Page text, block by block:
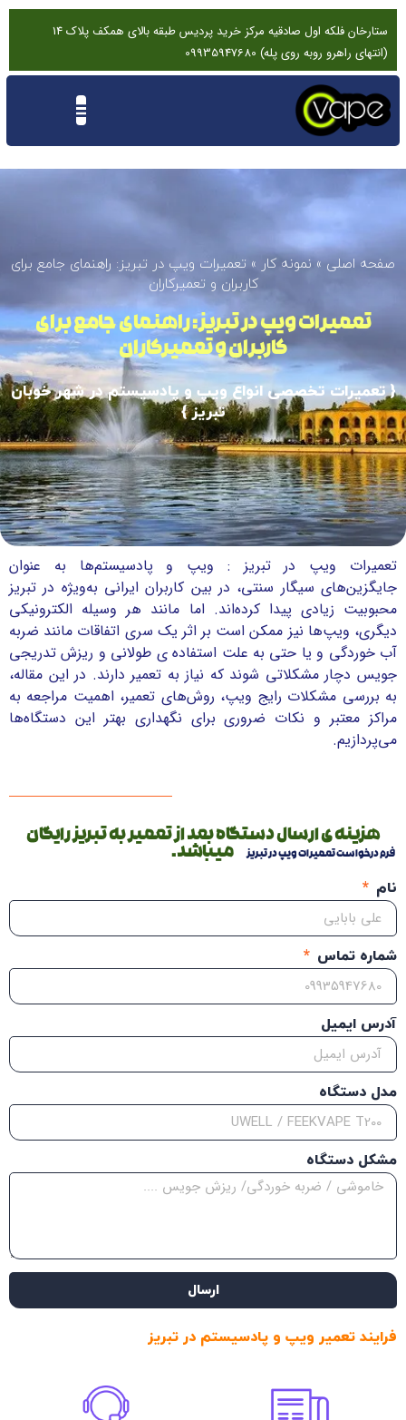
ستارخان فلکه اول صادقیه مرکز خرید پردیس طبقه بالای همکف پلاک 14
(انتهای راهرو روبه روی پله) 09935947680
صفحه اصلی »نمونه کار » تعمیرات ویپ در تبریز: راهنمای جامع برای
کاربران و تعمیرکاران
تعمیرات ویپ در تبریز: راهنمای جامع برای
کاربران و تعمیرکاران
{ تعمیرات تخصصی انواع ویپ و پادسیستم در شهر خوبان
تبریز }
تعمیرات ویپ در تبریز : ویپ و پادسیستم‌ها به عنوان
جایگزین‌های سیگار سنتی، در بین کاربران ایرانی به‌ویژه در تبریز
محبوبیت زیادی پیدا کرده‌اند. اما مانند هر وسیله الکترونیکی
دیگری، ویپ‌ها نیز ممکن است بر اثر یک سری اتفاقات مانند ضربه
آب خوردگی و یا حتی به علت استفاده ی طولانی و ریزش تدریجی
جویس دچار مشکلاتی شوند که نیاز به تعمیر دارند. در این مقاله،
به بررسی مشکلات رایج ویپ، روش‌های تعمیر، اهمیت مراجعه به
مراکز معتبر و نکات ضروری برای نگهداری بهتر این دستگاه‌ها
می‌پردازیم.
هزینه ی ارسال دستگاه بعد از تعمیر به تبریز رایگان
میباشد.
نام
شماره تماس
آدرس ایمیل
مدل دستگاه
مشکل دستگاه
ارسال
فرم درخواست تعمیرات ویپ در تبریز
فرایند تعمیر ویپ و پادسیستم در تبریز